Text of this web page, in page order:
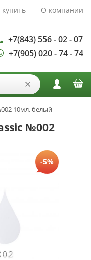
купить О компании
+7(843) 556 - 02 - 07
+7(905) 020 - 74 - 74
10мл, белый
№002
-5%